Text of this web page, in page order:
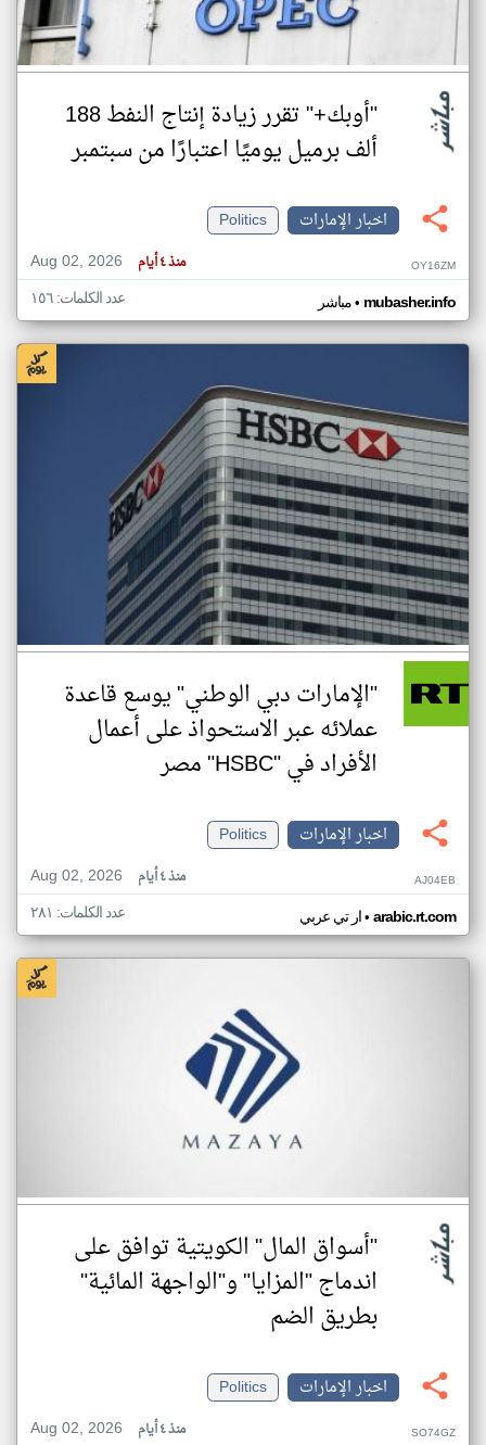
"أوبك+" تقرر زيادة إنتاج النفط 188
ألف برميل يوميًا اعتبارًا من سبتمبر
اخبار الإمارات
Politics
Aug 02, 2026
منذ ٤ أيام OY16ZM
مباشر• mubasher.info عدد الكلمات: ١٥٦
"الإمارات دبي الوطني" يوسع قاعدة
عملائه عبر الاستحواذ على أعمال
الأفراد في "HSBC" مصر
اخبار الإمارات
Politics
Aug 02, 2026
منذ ٤ أيام AJ04EB
ار تي عربي• arabic.rt.com عدد الكلمات: ٢٨١
"أسواق المال" الكويتية توافق على
اندماج "المزايا" و"الواجهة المائية"
بطريق الضم
اخبار الإمارات
Politics
Aug 02, 2026
منذ ٤ أيام SO74GZ